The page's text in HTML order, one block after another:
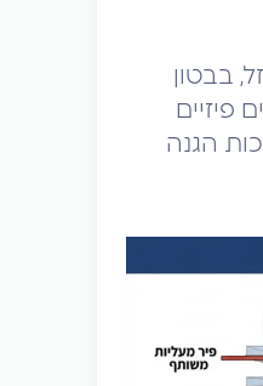
בבטון
פיזיים
הגנה